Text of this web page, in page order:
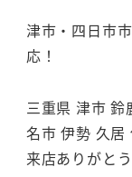
津市・四日市
応！
三重県 津市 鈴
名市 伊勢 久居
来店ありがと